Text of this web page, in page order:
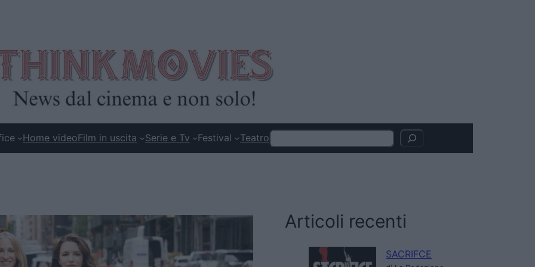
Home videoFilm in uscita Serie e Tv Festival TeatroSearch
Articoli recenti
SACRIFCE